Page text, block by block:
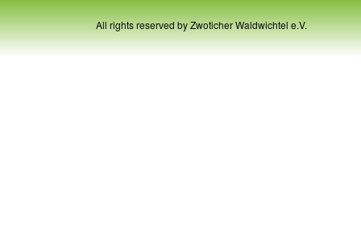
All rights reserved by Zwoticher Waldwichtel e.V.